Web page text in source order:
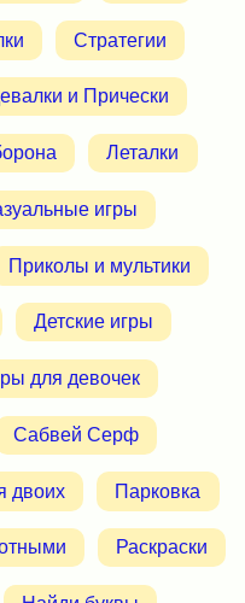
Стратегии
и Прически
Леталки
игры
Приколы и мультики
Детские игры
для девочек
Сабвей Серф
двоих Парковка
Раскраски